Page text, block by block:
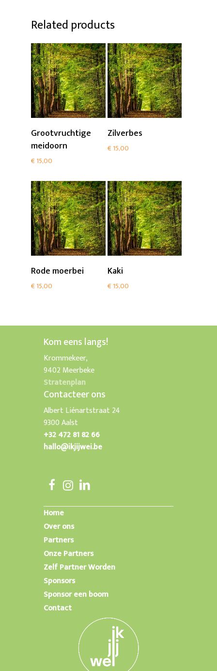
Related products
Add To Cart
Grootvruchtige
meidoorn
€ 15,00
Zilverbes
€ 15,00
Add To Cart
Rode moerbei
€ 15,00
Kaki
€ 15,00
Kom eens langs!
Krommekeer,
9402 Meerbeke
Stratenplan
Contacteer ons
Albert Liénartstraat 24
9300 Aalst
+32 472 81 82 66
hallo@ikjijwei.be
Home
Over ons
Partners
Onze Partners
Zelf Partner Worden
Sponsors
Sponsor een boom
Contact